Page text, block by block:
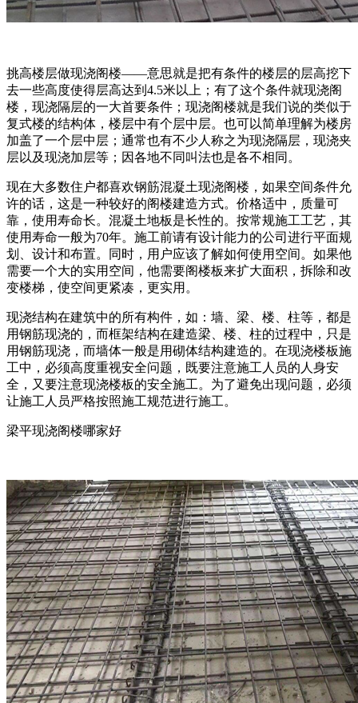
挑高楼层做现浇阁楼——意思就是把有条件的楼层的层高挖下
去一些高度使得层高达到4.5米以上；有了这个条件就现浇阁
楼，现浇隔层的一大首要条件；现浇阁楼就是我们说的类似于
复式楼的结构体，楼层中有个层中层。也可以简单理解为楼房
加盖了一个层中层；通常也有不少人称之为现浇隔层，现浇夹
层以及现浇加层等；因各地不同叫法也是各不相同。
现在大多数住户都喜欢钢筋混凝土现浇阁楼，如果空间条件允
许的话，这是一种较好的阁楼建造方式。价格适中，质量可
靠，使用寿命长。混凝土地板是长性的。按常规施工工艺，其
使用寿命一般为70年。施工前请有设计能力的公司进行平面规
划、设计和布置。同时，用户应该了解如何使用空间。如果他
需要一个大的实用空间，他需要阁楼板来扩大面积，拆除和改
变楼梯，使空间更紧凑，更实用。
现浇结构在建筑中的所有构件，如：墙、梁、楼、柱等，都是
用钢筋现浇的，而框架结构在建造梁、楼、柱的过程中，只是
用钢筋现浇，而墙体一般是用砌体结构建造的。在现浇楼板施
工中，必须高度重视安全问题，既要注意施工人员的人身安
全，又要注意现浇楼板的安全施工。为了避免出现问题，必须
让施工人员严格按照施工规范进行施工。
梁平现浇阁楼哪家好